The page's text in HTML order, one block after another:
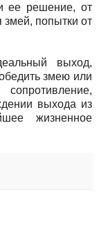
ее решение, от
попытки от
выход,
змею или
выхода из
жизненное